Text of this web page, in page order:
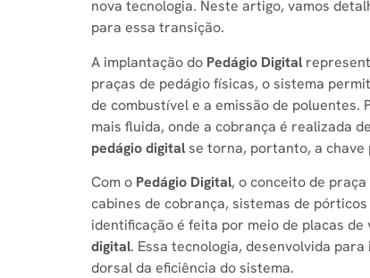
nova tecnologia. Neste artigo, vamos
para essa transição.
A implantação do Pedágio Digital
praças de pedágio físicas, o sistema
de combustível e a emissão de poluentes.
mais fluida, onde a cobrança é realizada
pedágio digitalse torna, portanto, a
Com o Pedágio Digital, o conceito de
cabines de cobrança, sistemas de
identificação é feita por meio de placas
digital. Essa tecnologia, desenvolvida
dorsal da eficiência do sistema.